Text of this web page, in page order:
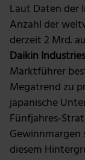
Laut Daten der
Anzahl der
derzeit 2 Mrd.
Daikin Industries
Marktführer
Megatrend zu
japanische
Fünfjahres-
Gewinnmargen
diesem